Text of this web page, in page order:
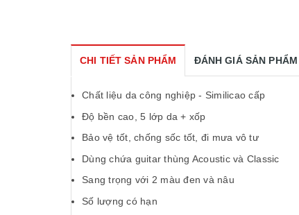
CHI TIẾT SẢN PHẨM ĐÁNH GIÁ SẢN PHẨM
Chất liệu da công nghiệp - Similicao cấp
Độ bền cao, 5 lớp da + xốp
Bảo vệ tốt, chống sốc tốt, đi mưa vô tư
Dùng chứa guitar thùng Acoustic và Classic
Sang trọng với 2 màu đen và nâu
Số lượng có hạn